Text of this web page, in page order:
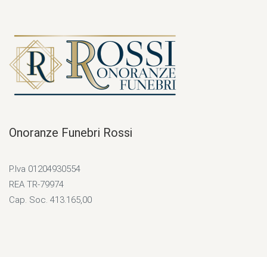
Onoranze Funebri Rossi
P.Iva 01204930554
REA TR-79974
Cap. Soc. 413.165,00